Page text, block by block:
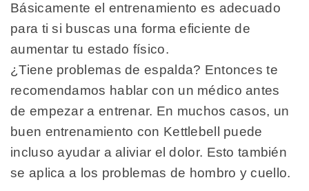
Básicamente el entrenamiento es adecuado
para ti si buscas una forma eficiente de
aumentar tu estado físico.
¿Tiene problemas de espalda? Entonces te
recomendamos hablar con un médico antes
de empezar a entrenar. En muchos casos, un
buen entrenamiento con Kettlebell puede
incluso ayudar a aliviar el dolor. Esto también
se aplica a los problemas de hombro y cuello.